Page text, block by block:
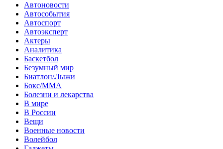
Автоновости
Автособытия
Автоспорт
Автоэксперт
Актеры
Аналитика
Баскетбол
Безумный мир
Биатлон/Лыжи
Бокс/MMA
Болезни и лекарства
В мире
В России
Вещи
Военные новости
Волейбол